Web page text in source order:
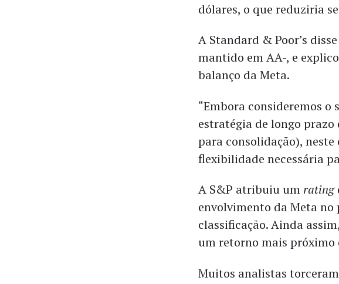
dólares, o que reduziria
A Standard & Poor’s
mantido em AA-, e
balanço da Meta.
“Embora consideremos o
estratégia de longo
para consolidação), neste
flexibilidade necessária
A S&P atribuiu um rating
envolvimento da Meta no
classificação. Ainda
um retorno mais próximo
Muitos analistas